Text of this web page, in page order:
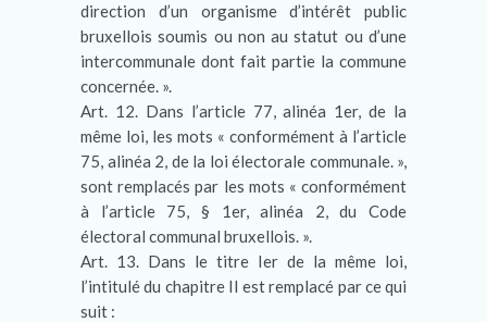
direction d’un organisme d’intérêt public
bruxellois soumis ou non au statut ou d’une
intercommunale dont fait partie la commune
concernée. ».
Art. 12. Dans l’article 77, alinéa 1er, de la
même loi, les mots « conformément à l’article
75, alinéa 2, de la loi électorale communale. »,
sont remplacés par les mots « conformément
à l’article 75, § 1er, alinéa 2, du Code
électoral communal bruxellois. ».
Art. 13. Dans le titre Ier de la même loi,
l’intitulé du chapitre II est remplacé par ce qui
suit :